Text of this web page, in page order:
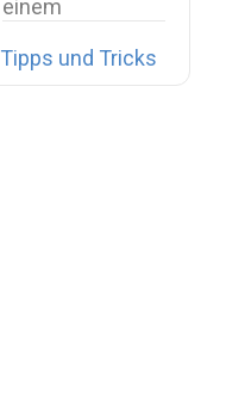
einem
strukturellen
Tipps und Tricks